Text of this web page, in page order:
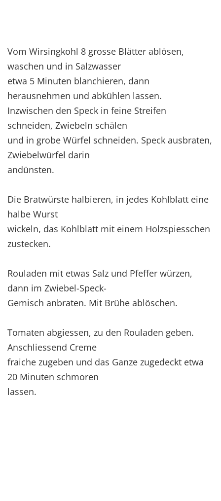
Vom Wirsingkohl 8 grosse Blätter ablösen,
waschen und in Salzwasser
etwa 5 Minuten blanchieren, dann
herausnehmen und abkühlen lassen.
Inzwischen den Speck in feine Streifen
schneiden, Zwiebeln schälen
und in grobe Würfel schneiden. Speck ausbraten,
Zwiebelwürfel darin
andünsten.
Die Bratwürste halbieren, in jedes Kohlblatt eine
halbe Wurst
wickeln, das Kohlblatt mit einem Holzspiesschen
zustecken.
Rouladen mit etwas Salz und Pfeffer würzen,
dann im Zwiebel-Speck-
Gemisch anbraten. Mit Brühe ablöschen.
Tomaten abgiessen, zu den Rouladen geben.
Anschliessend Creme
fraiche zugeben und das Ganze zugedeckt etwa
20 Minuten schmoren
lassen.